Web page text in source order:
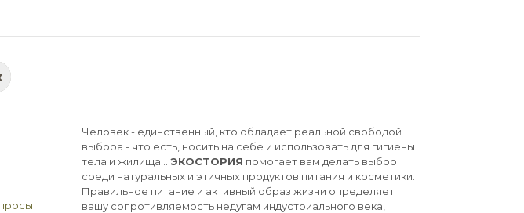
Человек - единственный, кто обладает реальной свободой
выбора - что есть, носить на себе и использовать для гигиены
тела и жилища... ЭКОСТОРИЯ помогает вам делать выбор
среди натуральных и этичных продуктов питания и косметики.
Правильное питание и активный образ жизни определяет
вашу сопротивляемость недугам индустриального века,